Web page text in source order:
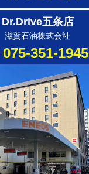
Dr.Drive五条店
滋賀石油株式会社
075-351-1945